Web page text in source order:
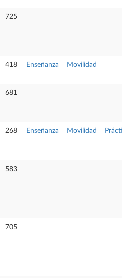
725
418 Enseñanza Movilidad
681
268 Enseñanza Movilidad
583
705